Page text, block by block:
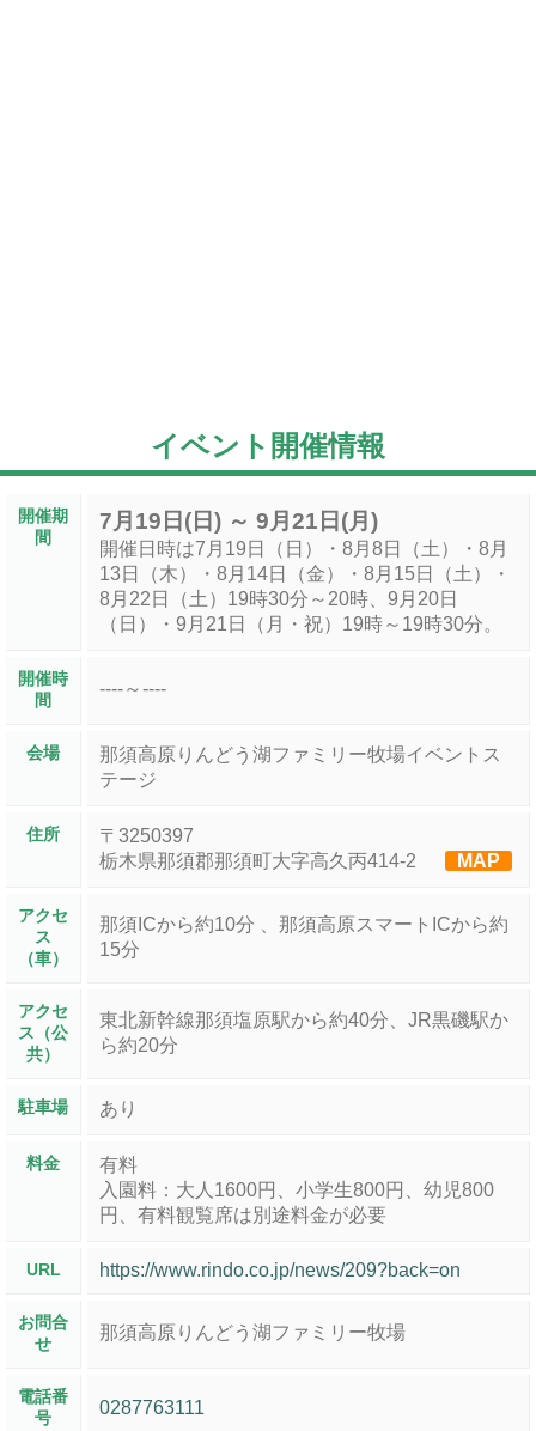
イベント開催情報
開催期
間
7月19日(日) ～ 9月21日(月)
開催日時は7月19日（日）・8月8日（土）・8月
13日（木）・8月14日（金）・8月15日（土）・
8月22日（土）19時30分～20時、9月20日
（日）・9月21日（月・祝）19時～19時30分。
開催時
間
----～----
会場
那須高原りんどう湖ファミリー牧場イベントス
テージ
住所
〒3250397
栃木県那須郡那須町大字高久丙414-2
MAP
アクセ
ス
（車）
那須ICから約10分 、那須高原スマートICから約
15分
アクセ
ス（公
共）
東北新幹線那須塩原駅から約40分、JR黒磯駅か
ら約20分
駐車場 あり
料金
有料
入園料：大人1600円、小学生800円、幼児800
円、有料観覧席は別途料金が必要
URL https://www.rindo.co.jp/news/209?back=on
お問合
せ
那須高原りんどう湖ファミリー牧場
電話番
号
0287763111